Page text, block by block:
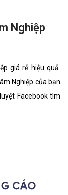
Nghiệp
giá rẻ hiệu quả.
Nghiệp của bạn
Facebook tìm